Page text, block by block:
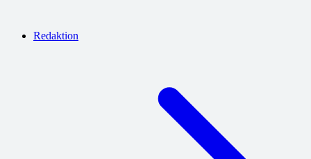
Redaktion